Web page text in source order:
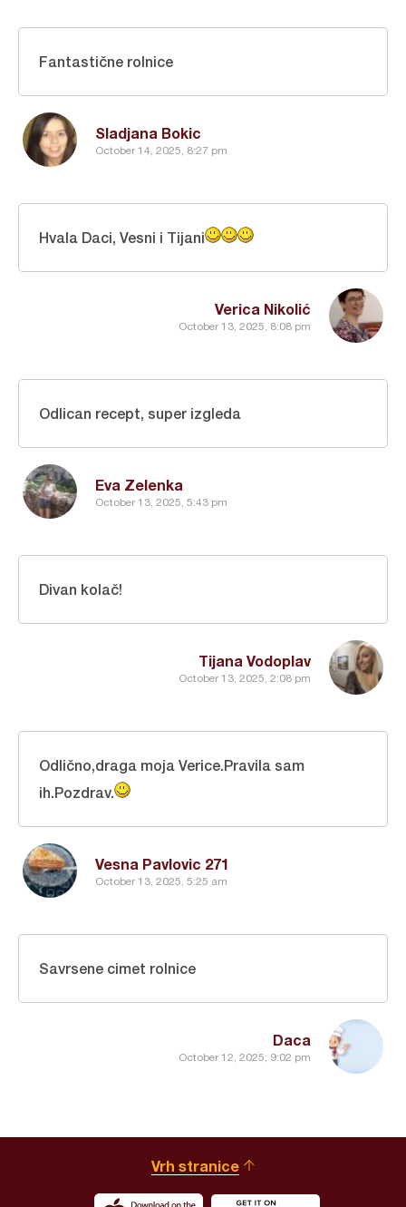
Sladjana Bokic
October 14, 2025, 8:27 pm
Fantastične rolnice
Verica Nikolić
October 13, 2025, 8:08 pm
Hvala Daci, Vesni i Tijani
Eva Zelenka
October 13, 2025, 5:43 pm
Odlican recept, super izgleda
Tijana Vodoplav
October 13, 2025, 2:08 pm
Divan kolač!
Vesna Pavlovic 271
October 13, 2025, 5:25 am
Odlično,draga moja Verice.Pravila sam
ih.Pozdrav.
Daca
October 12, 2025, 9:02 pm
Savrsene cimet rolnice
Vrh stranice